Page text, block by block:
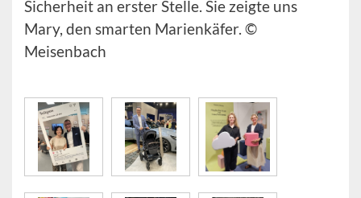
Sicherheit an erster Stelle. Sie zeigte uns
Mary, den smarten Marienkäfer. ©
Meisenbach